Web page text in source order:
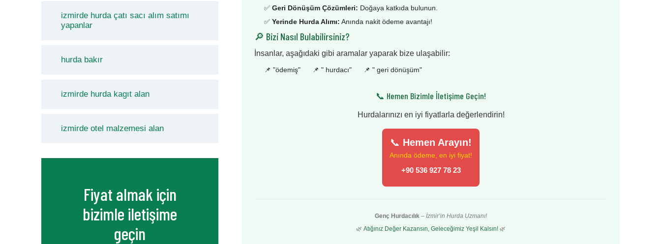
izmirde hurda çatı sacı alım satımı
yapanlar
hurda bakır
izmirde hurda kagıt alan
izmirde otel malzemesi alan
Fiyat almak için
bizimle iletişime
geçin
✅ Geri Dönüşüm Çözümleri: Doğaya katkıda bulunun.
✅ Yerinde Hurda Alımı: Anında nakit ödeme avantajı!
🔎 Bizi Nasıl Bulabilirsiniz?
İnsanlar, aşağıdaki gibi aramalar yaparak bize ulaşabilir:
📌 "ödemiş" 📌 " hurdacı" 📌 " geri dönüşüm"
📞 Hemen Bizimle İletişime Geçin!
Hurdalarınızı en iyi fiyatlarla değerlendirin!
📞 Hemen Arayın!
Anında ödeme, en iyi fiyat!
+90 536 927 78 23
Genç Hurdacılık – İzmir’in Hurda Uzmanı!
🌿 Atığınız Değer Kazansın, Geleceğimiz Yeşil Kalsın! 🌿